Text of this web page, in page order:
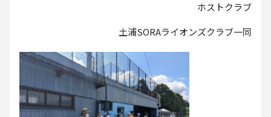
ホストクラブ
土浦SORAライオンズクラブ一同